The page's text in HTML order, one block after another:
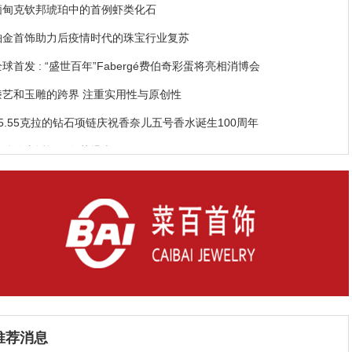
甸克钦邦琥珀中的首例虾类化石
金首饰助力后疫情时代的珠宝行业复苏
球首发 : “盛世百年”Fabergé费伯奇彩蛋将亮相消博会
艺和玉雕的跨界 注重实用性与原创性
克拉的钻石项链庆祝香奈儿五号香水诞生100周年
荐消息